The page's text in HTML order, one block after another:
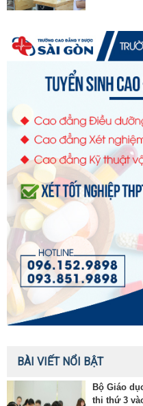
BÀI VIẾT NỔI BẬT
Bộ Giáo
thi thứ 3